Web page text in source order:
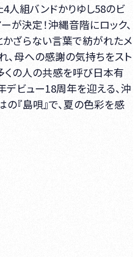
人組バンドかりゆし58のビ
が決定！沖縄音階にロック、
かざらない言葉で紡がれたメ
母への感謝の気持ちをスト
くの人の共感を呼び日本有
ビュー18周年を迎える、沖
『島唄』で、夏の色彩を感